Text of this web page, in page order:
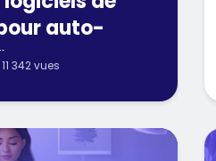
auto-
11 342 vues